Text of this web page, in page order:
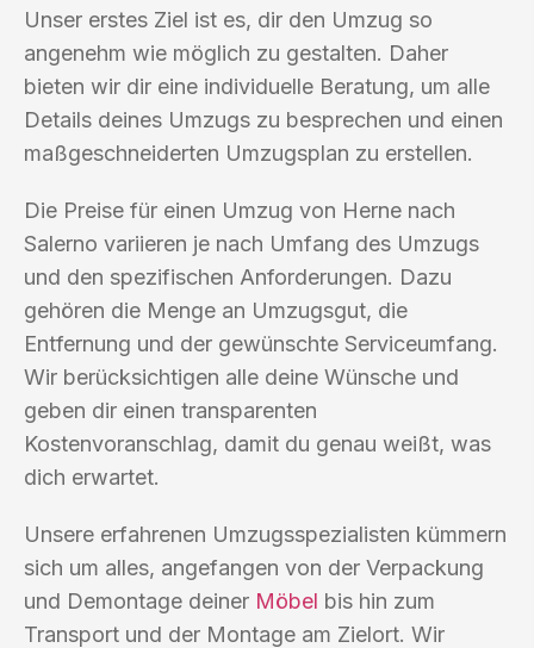
Unser erstes Ziel ist es, dir den Umzug so
angenehm wie möglich zu gestalten. Daher
bieten wir dir eine individuelle Beratung, um alle
Details deines Umzugs zu besprechen und einen
maßgeschneiderten Umzugsplan zu erstellen.
Die Preise für einen Umzug von Herne nach
Salerno variieren je nach Umfang des Umzugs
und den spezifischen Anforderungen. Dazu
gehören die Menge an Umzugsgut, die
Entfernung und der gewünschte Serviceumfang.
Wir berücksichtigen alle deine Wünsche und
geben dir einen transparenten
Kostenvoranschlag, damit du genau weißt, was
dich erwartet.
Unsere erfahrenen Umzugsspezialisten kümmern
sich um alles, angefangen von der Verpackung
und Demontage deiner Möbel bis hin zum
Transport und der Montage am Zielort. Wir